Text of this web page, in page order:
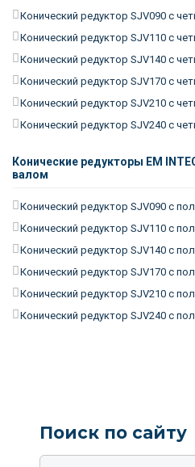
Конический редуктор SJV090 с
Конический редуктор SJV110 с
Конический редуктор SJV140 с
Конический редуктор SJV170 с
Конический редуктор SJV210 с
Конический редуктор SJV240 с
Конические редукторы EM
валом
Конический редуктор SJV090 с
Конический редуктор SJV110 с
Конический редуктор SJV140 с
Конический редуктор SJV170 с
Конический редуктор SJV210 с
Конический редуктор SJV240 с
Поиск по сайту